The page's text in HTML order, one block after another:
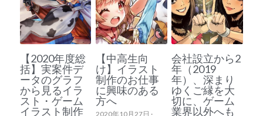
【2020年度総
括】実案件デ
ータのグラフ
から見るイラ
スト・ゲーム
イラスト制作
【中高生向
け】イラスト
制作のお仕事
に興味のある
方へ
2020年10月27日 ·
会社設立から2
年（2019
年）、深まり
ゆくご縁を大
切に、ゲーム
業界以外へも